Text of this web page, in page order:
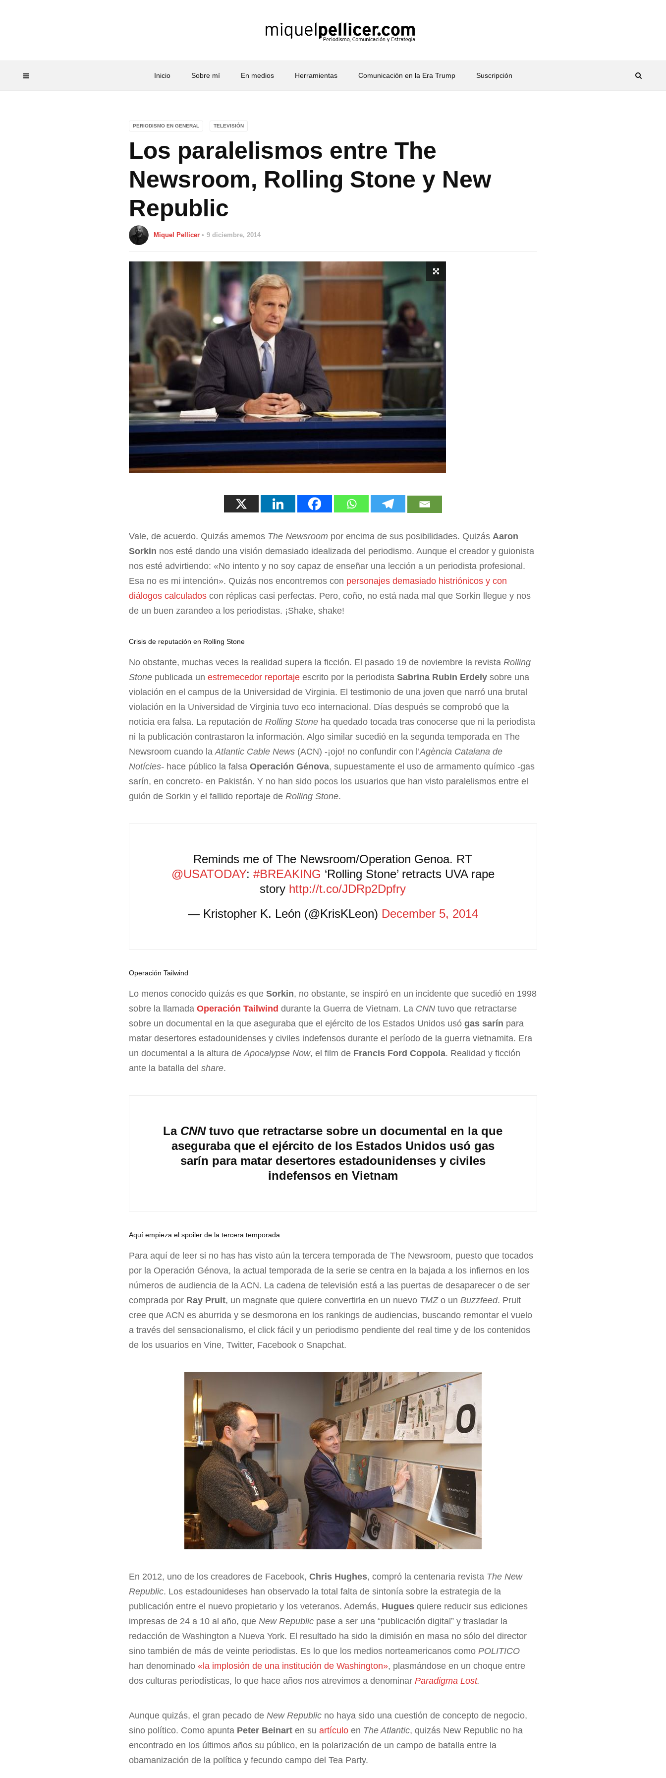
Inicio Sobre mí En medios Herramientas Comunicación en la Era Trump Suscripción
PERIODISMO EN GENERAL TELEVISIÓN
Los paralelismos entre The
Newsroom, Rolling Stone y New
Republic
Miquel Pellicer 9 diciembre, 2014
Vale, de acuerdo. Quizás amemos The Newsroom por encima de sus posibilidades. QuizásAaron
Sorkin nos esté dando una visión demasiado idealizada del periodismo. Aunque el creador y guionista
nos esté advirtiendo: «No intento y no soy capaz de enseñar una lección a un periodista profesional.
Esa no es mi intención». Quizás nos encontremos con personajes demasiado histriónicos y con
diálogos calculados con réplicas casi perfectas. Pero, coño, no está nada mal que Sorkin llegue y nos
de un buen zarandeo a los periodistas. ¡Shake, shake!
Crisis de reputación en Rolling Stone
No obstante, muchas veces la realidad supera la ficción. El pasado 19 de noviembre la revistaRolling
Stone publicada unestremecedor reportaje escrito por la periodistaSabrina Rubin Erdely sobre una
violación en el campus de la Universidad de Virginia. El testimonio de una joven que narró una brutal
violación en la Universidad de Virginia tuvo eco internacional. Días después se comprobó que la
noticia era falsa. La reputación deRolling Stone ha quedado tocada tras conocerse que ni la periodista
ni la publicación contrastaron la información. Algo similar sucedió en la segunda temporada en The
Newsroom cuando laAtlantic Cable News (ACN) -¡ojo! no confundir con l’Agència Catalana de
Notícies- hace público la falsaOperación Génova, supuestamente el uso de armamento químico -gas
sarín, en concreto- en Pakistán. Y no han sido pocos los usuarios que han visto paralelismos entre el
guión de Sorkin y el fallido reportaje deRolling Stone.
Reminds me of The Newsroom/Operation Genoa. RT
@USATODAY: #BREAKING ‘Rolling Stone’ retracts UVA rape
story http://t.co/JDRp2Dpfry
— Kristopher K. León (@KrisKLeon) December 5, 2014
Operación Tailwind
Lo menos conocido quizás es queSorkin, no obstante, se inspiró en un incidente que sucedió en 1998
sobre la llamadaOperación Tailwind durante la Guerra de Vietnam. La CNN tuvo que retractarse
sobre un documental en la que aseguraba que el ejército de los Estados Unidos usógas sarín para
matar desertores estadounidenses y civiles indefensos durante el período de la guerra vietnamita. Era
un documental a la altura deApocalypse Now, el film de Francis Ford Coppola. Realidad y ficción
ante la batalla delshare.
La CNNtuvo que retractarse sobre un documental en la que
aseguraba que el ejército de los Estados Unidos usó gas
sarín para matar desertores estadounidenses y civiles
indefensos en Vietnam
Aquí empieza el spoiler de la tercera temporada
Para aquí de leer si no has has visto aún la tercera temporada de The Newsroom, puesto que tocados
por la Operación Génova, la actual temporada de la serie se centra en la bajada a los infiernos en los
números de audiencia de la ACN. La cadena de televisión está a las puertas de desaparecer o de ser
comprada por Ray Pruit, un magnate que quiere convertirla en un nuevo TMZo unBuzzfeed. Pruit
cree que ACN es aburrida y se desmorona en los rankings de audiencias, buscando remontar el vuelo
a través del sensacionalismo, el click fácil y un periodismo pendiente del real time y de los contenidos
de los usuarios en Vine, Twitter, Facebook o Snapchat.
En 2012, uno de los creadores de Facebook,Chris Hughes, compró la centenaria revista The New
Republic. Los estadounideses han observado la total falta de sintonía sobre la estrategia de la
publicación entre el nuevo propietario y los veteranos. Además, Hugues quiere reducir sus ediciones
impresas de 24 a 10 al año, queNew Republic pase a ser una “publicación digital” y trasladar la
redacción de Washington a Nueva York. El resultado ha sido la dimisión en masa no sólo del director
sino también de más de veinte periodistas. Es lo que los medios norteamericanos comoPOLITICO
han denominado«la implosión de una institución de Washington», plasmándose en un choque entre
dos culturas periodísticas, lo que hace años nos atrevimos a denominarParadigma Lost.
Aunque quizás, el gran pecado deNew Republic no haya sido una cuestión de concepto de negocio,
sino político. Como apunta Peter Beinarten suartículo en The Atlantic, quizás New Republic no ha
encontrado en los últimos años su público, en la polarización de un campo de batalla entre la
obamanización de la política y fecundo campo del Tea Party.